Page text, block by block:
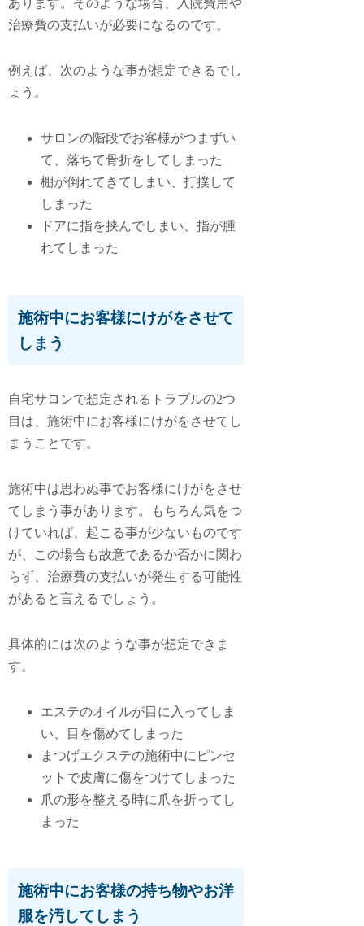
あります。そのような場合、入院費用や
治療費の支払いが必要になるのです。
例えば、次のような事が想定できるでし
ょう。
サロンの階段でお客様がつまずい
て、落ちて骨折をしてしまった
棚が倒れてきてしまい、打撲して
しまった
ドアに指を挟んでしまい、指が腫
れてしまった
施術中にお客様にけがをさせて
しまう
自宅サロンで想定されるトラブルの2つ
目は、施術中にお客様にけがをさせてし
まうこと です。
施術中は思わぬ事でお客様にけがをさせ
てしまう事があります。もちろん気をつ
けていれば、起こる事が少ないものです
が、この場合も故意であるか否かに関わ
らず、治療費の支払いが発生する可能性
があると言えるでしょう。
具体的には次のような事が想定できま
す。
エステのオイルが目に入ってしま
い、目を傷めてしまった
まつげエクステの施術中にピンセ
ットで皮膚に傷をつけてしまった
爪の形を整える時に爪を折ってし
まった
施術中にお客様の持ち物やお洋
服を汚してしまう